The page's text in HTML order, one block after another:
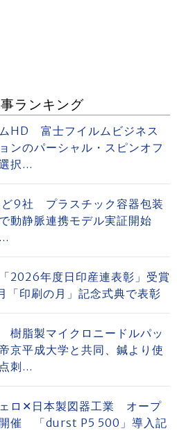
ランキング
HD 富士フイルムビジネス
ンのパーシャル・スピンオフ
択...
9社 プラスチック容器包装
動静脈連携モデル実証開始
2026年度日印産連表彰」受賞
印刷の月」記念式典で表彰
樹脂製マイクロニードルパッ
京平成大学と共同、鍼より使
刺...
ェロ✕日本製図器工業 オープ
開催 「durst P5 500」導入記